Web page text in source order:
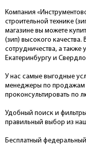
Компания
строительной технике
магазине вы можете
(зип) высокого
сотрудничества, а также
Екатеринбургу и
У нас самые выгодные
менеджеры по продажам
проконсультировать по
Удобный поиск и
правильный выбор из
Бесплатный